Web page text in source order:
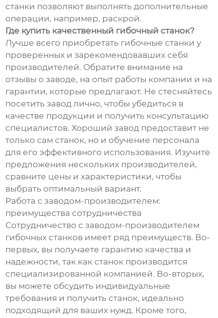
станки позволяют выполнять дополнительные
операции, например, раскрой.
Где купить качественный гибочный станок?
Лучше всего приобретать гибочные станки у
проверенных и зарекомендовавших себя
производителей. Обратите внимание на
отзывы о заводе, на опыт работы компании и на
гарантии, которые предлагают. Не стесняйтесь
посетить завод лично, чтобы убедиться в
качестве продукции и получить консультацию
специалистов. Хороший завод предоставит не
только сам станок, но и обучение персонала
для его эффективного использования. Изучите
предложения нескольких производителей,
сравните цены и характеристики, чтобы
выбрать оптимальный вариант.
Работа с заводом-производителем:
преимущества сотрудничества
Сотрудничество с заводом-производителем
гибочных станков имеет ряд преимуществ. Во-
первых, вы получаете гарантию качества и
надежности, так как станок производится
специализированной компанией. Во-вторых,
вы можете обсудить индивидуальные
требования и получить станок, идеально
подходящий для ваших нужд. Кроме того,